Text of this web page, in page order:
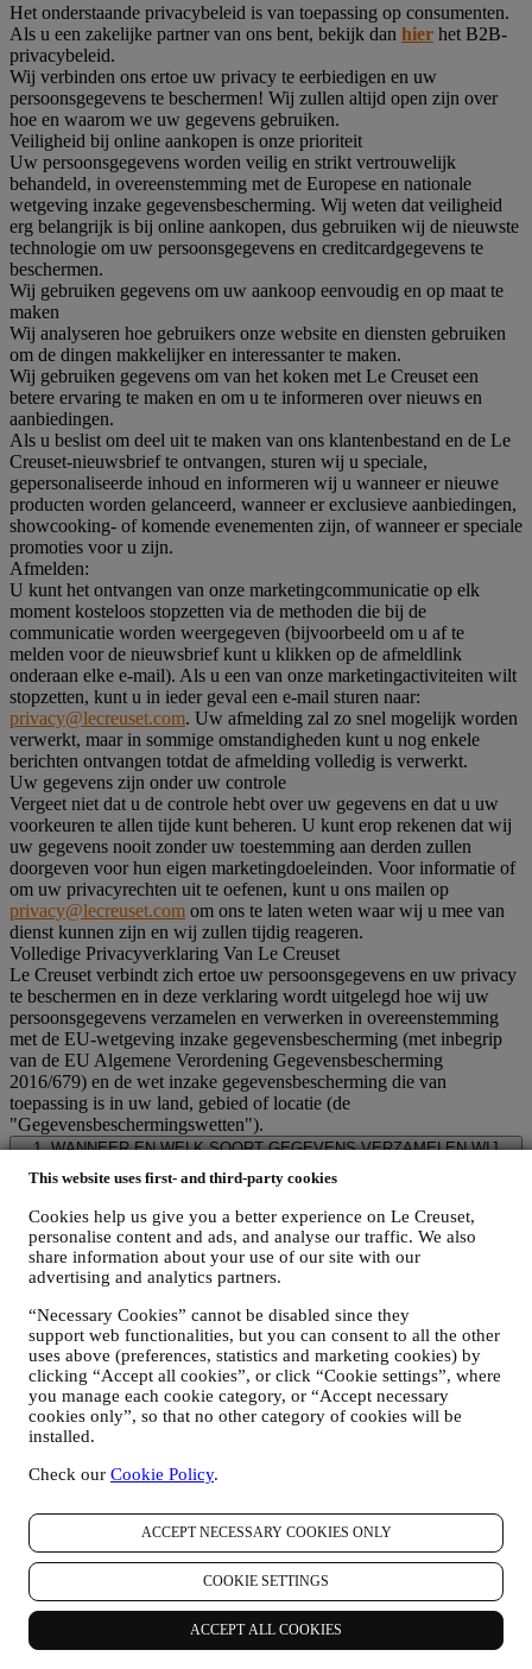
This website uses first- and third-party cookies
Cookies help us give you a better experience on Le Creuset,
personalise content and ads, and analyse our traffic. We also
share information about your use of our site with our
advertising and analytics partners.
“Necessary Cookies” cannot be disabled since they
support web functionalities, but you can consent to all the other
uses above (preferences, statistics and marketing cookies) by
clicking “Accept all cookies”, or click “Cookie settings”, where
you manage each cookie category, or “Accept necessary
cookies only”, so that no other category of cookies will be
installed.
Check our Cookie Policy.
ACCEPT NECESSARY COOKIES ONLY
COOKIE SETTINGS
ACCEPT ALL COOKIES
Het onderstaande privacybeleid is van toepassing op consumenten.
Als u een zakelijke partner van ons bent, bekijk dan hier het B2B-
privacybeleid.
Wij verbinden ons ertoe uw privacy te eerbiedigen en uw
persoonsgegevens te beschermen! Wij zullen altijd open zijn over
hoe en waarom we uw gegevens gebruiken.
Veiligheid bij online aankopen is onze prioriteit
Uw persoonsgegevens worden veilig en strikt vertrouwelijk
behandeld, in overeenstemming met de Europese en nationale
wetgeving inzake gegevensbescherming. Wij weten dat veiligheid
erg belangrijk is bij online aankopen, dus gebruiken wij de nieuwste
technologie om uw persoonsgegevens en creditcardgegevens te
beschermen.
Wij gebruiken gegevens om uw aankoop eenvoudig en op maat te
maken
Wij analyseren hoe gebruikers onze website en diensten gebruiken
om de dingen makkelijker en interessanter te maken.
Wij gebruiken gegevens om van het koken met Le Creuset een
betere ervaring te maken en om u te informeren over nieuws en
aanbiedingen.
Als u beslist om deel uit te maken van ons klantenbestand en de Le
Creuset-nieuwsbrief te ontvangen, sturen wij u speciale,
gepersonaliseerde inhoud en informeren wij u wanneer er nieuwe
producten worden gelanceerd, wanneer er exclusieve aanbiedingen,
showcooking- of komende evenementen zijn, of wanneer er speciale
promoties voor u zijn.
Afmelden:
U kunt het ontvangen van onze marketingcommunicatie op elk
moment kosteloos stopzetten via de methoden die bij de
communicatie worden weergegeven (bijvoorbeeld om u af te
melden voor de nieuwsbrief kunt u klikken op de afmeldlink
onderaan elke e-mail). Als u een van onze marketingactiviteiten wilt
stopzetten, kunt u in ieder geval een e-mail sturen naar:
privacy@lecreuset.com. Uw afmelding zal zo snel mogelijk worden
verwerkt, maar in sommige omstandigheden kunt u nog enkele
berichten ontvangen totdat de afmelding volledig is verwerkt.
Uw gegevens zijn onder uw controle
Vergeet niet dat u de controle hebt over uw gegevens en dat u uw
voorkeuren te allen tijde kunt beheren. U kunt erop rekenen dat wij
uw gegevens nooit zonder uw toestemming aan derden zullen
doorgeven voor hun eigen marketingdoeleinden. Voor informatie of
om uw privacyrechten uit te oefenen, kunt u ons mailen op
privacy@lecreuset.com om ons te laten weten waar wij u mee van
dienst kunnen zijn en wij zullen tijdig reageren.
Volledige Privacyverklaring Van Le Creuset
Le Creuset verbindt zich ertoe uw persoonsgegevens en uw privacy
te beschermen en in deze verklaring wordt uitgelegd hoe wij uw
persoonsgegevens verzamelen en verwerken in overeenstemming
met de EU-wetgeving inzake gegevensbescherming (met inbegrip
van de EU Algemene Verordening Gegevensbescherming
2016/679) en de wet inzake gegevensbescherming die van
toepassing is in uw land, gebied of locatie (de
"Gegevensbeschermingswetten").
1. WANNEER EN WELK SOORT GEGEVENS VERZAMELEN WIJ
“Persoonsgegevens” betekent alle informatie met betrekking tot u en
die ons in staat stelt om u te identificeren, hetzij rechtstreeks of in
combinatie met andere informatie.
Kinderen: Deze website is niet bedoeld voor kinderen en we
verzamelen niet bewust gegevens met betrekking tot kinderen.
website gebruikt (de "Website"), een Le Creuset-account aanmaakt,
een Le Creuset-product koopt op de Website of in onze Le Creuset
Winkels (Signature Boutiques en Outlet Winkels) of wanneer u zich
aanmeldt voor onze marketingcommunicatie. De persoonsgegevens
kunnen betrekking hebben op:
Naam, voornaam, e-mailadres, geboortedatum en andere
contactgegevens (adres, telefoonnummer), om een Le
Creuset-account aan te maken of als gastgebruiker te kopen,
online of in onze winkels;
uw aankoopgegevens, bijvoorbeeld datum en tijdstip van
aankoop, leveringsgegevens, product- en betalingsgegevens,
voor het beheer van uw bestellingen;
gegevens over uw online browsegeschiedenis (bv. online-
identificatienummers - zoals uw IP-adres, browserversie,
besturingssysteem, duur van het bezoek, terugkerende